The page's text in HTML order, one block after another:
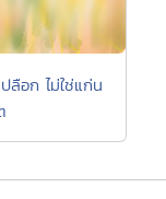
ลือก ไม่ใช่แก่น